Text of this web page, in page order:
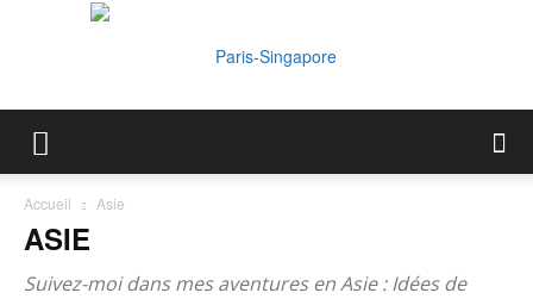
Accueil Asie
ASIE
Suivez-moi dans mes aventures en Asie : Idées de